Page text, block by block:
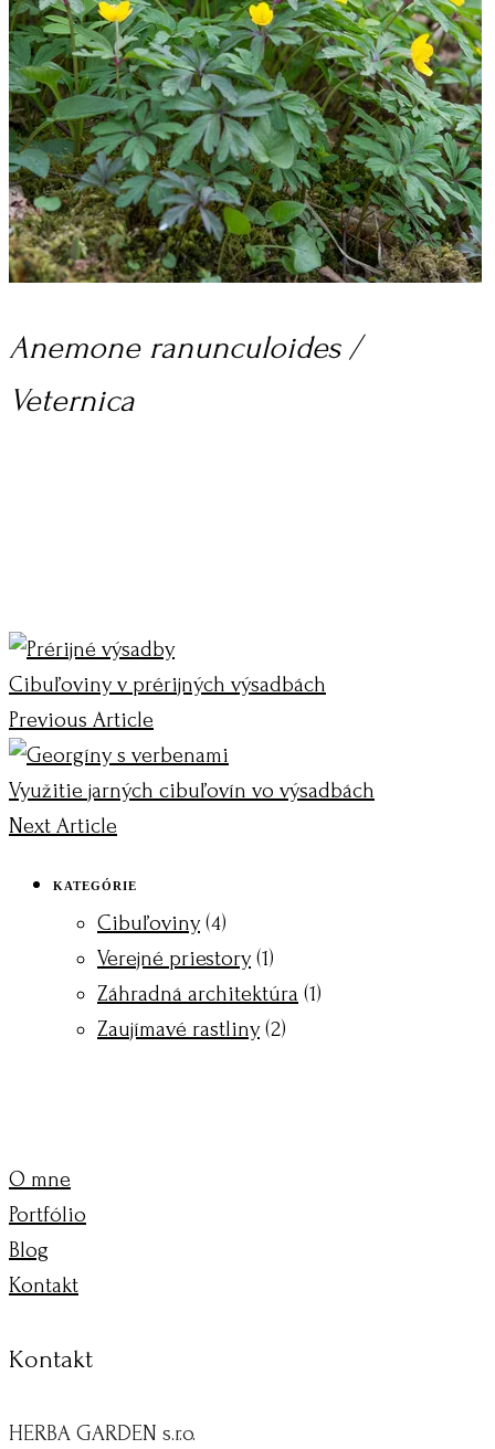
Anemone ranunculoides /
Veternica
Cibuľoviny v prérijných výsadbách
Previous Article
Využitie jarných cibuľovín vo výsadbách
Next Article
KATEGÓRIE
Cibuľoviny(4)
Verejné priestory(1)
Záhradná architektúra (1)
Zaujímavé rastliny(2)
O mne
Portfólio
Blog
Kontakt
Kontakt
HERBA GARDEN s.r.o.